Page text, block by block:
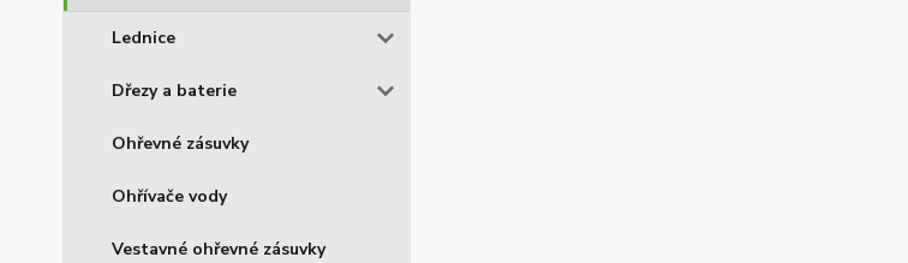
Lednice
Dřezy a baterie
Ohřevné zásuvky
Ohřívače vody
Vestavné ohřevné zásuvky